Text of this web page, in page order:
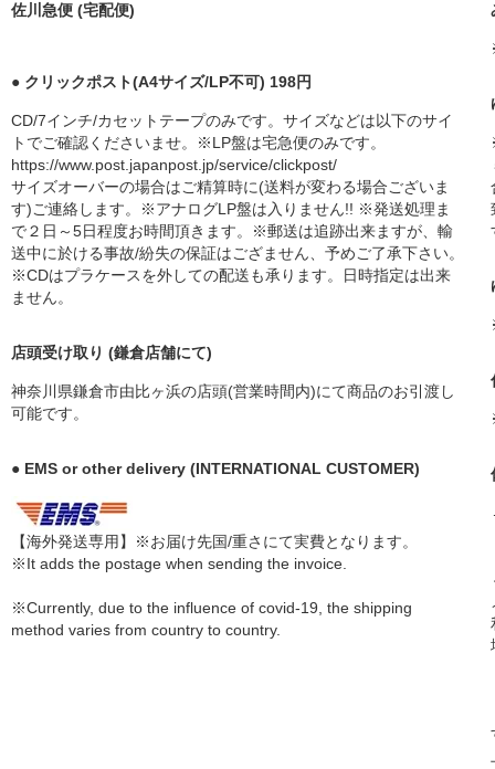
佐川急便 (宅配便)
● クリックポスト(A4サイズ/LP不可) 198円
CD/7インチ/カセットテープのみです。サイズなどは以下のサイ
トでご確認くださいませ。※LP盤は宅急便のみです。
https://www.post.japanpost.jp/service/clickpost/
サイズオーバーの場合はご精算時に(送料が変わる場合ございま
す)ご連絡します。※アナログLP盤は入りません!! ※発送処理ま
で２日～5日程度お時間頂きます。※郵送は追跡出来ますが、輸
送中に於ける事故/紛失の保証はござません、予めご了承下さい。
※CDはプラケースを外しての配送も承ります。日時指定は出来
ません。
店頭受け取り (鎌倉店舗にて)
神奈川県鎌倉市由比ヶ浜の店頭(営業時間内)にて商品のお引渡し
可能です。
● EMS or other delivery (INTERNATIONAL CUSTOMER)
【海外発送専用】※お届け先国/重さにて実費となります。
※It adds the postage when sending the invoice.
※Currently, due to the influence of covid-19, the shipping
method varies from country to country.